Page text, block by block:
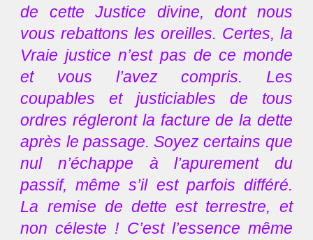
de cette Justice divine, dont nous
vous rebattons les oreilles. Certes, la
Vraie justice n’est pas de ce monde
et vous l’avez compris. Les
coupables et justiciables de tous
ordres régleront la facture de la dette
après le passage. Soyez certains que
nul n’échappe à l’apurement du
passif, même s’il est parfois différé.
La remise de dette est terrestre, et
non céleste ! C’est l’essence même